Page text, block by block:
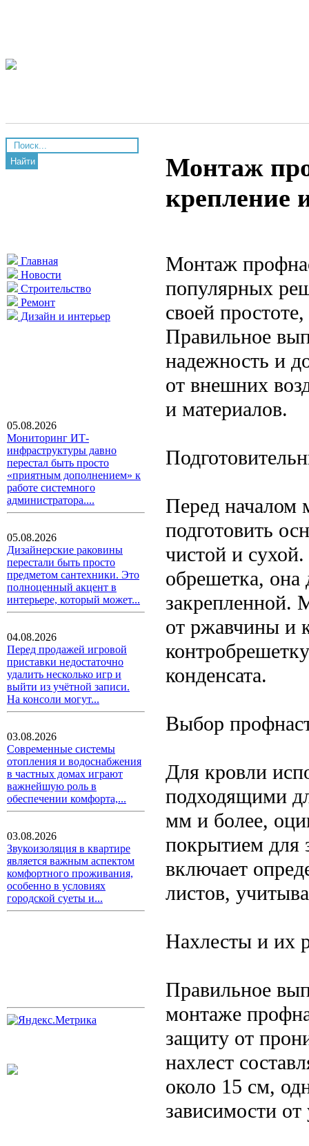
Найти
Главная
Новости
Строительство
Ремонт
Дизайн и интерьер
05.08.2026
Мониторинг ИТ-
инфраструктуры давно
перестал быть просто
«приятным дополнением» к
работе системного
администратора....
05.08.2026
Дизайнерские раковины
перестали быть просто
предметом сантехники. Это
полноценный акцент в
интерьере, который может...
04.08.2026
Перед продажей игровой
приставки недостаточно
удалить несколько игр и
выйти из учётной записи.
На консоли могут...
03.08.2026
Современные системы
отопления и водоснабжения
в частных домах играют
важнейшую роль в
обеспечении комфорта,...
03.08.2026
Звукоизоляция в квартире
является важным аспектом
комфортного проживания,
особенно в условиях
городской суеты и...
Монтаж
крепление
Монтаж
популярных
своей
Правильное
надежность и
от внешних
и материалов.
Перед началом
подготовить
чистой и
обрешетка,
закрепленной.
от ржавчины и
конденсата.
Выбор
Для кровли
подходящими
мм и более,
покрытием для
включает
листов,
Нахлесты и их
Правильное
монтаже
защиту от
нахлест
около 15 см,
зависимости